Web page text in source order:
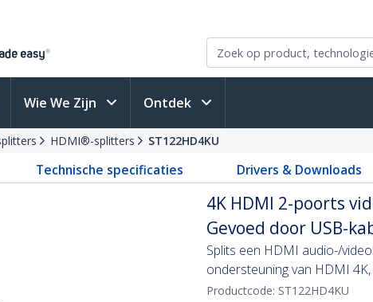
Wie We Zijn Ontdek
HDMI®-splitters ST122HD4KU
Technische specificaties Drivers & Downloads
4K HDMI 2-poorts
Gevoed door USB-
Splits een HDMI audio-/
ondersteuning van HDMI
Productcode: ST122HD4KU